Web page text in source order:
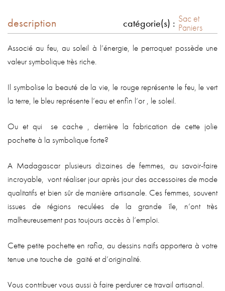
description catégorie(s) : Sac et
Paniers
Associé au feu, au soleil à l’énergie, le perroquet possède une
valeur symbolique très riche.
Il symbolise la beauté de la vie, le rouge représente le feu, le vert
la terre, le bleu représente l’eau et enfin l’or , le soleil.
Ou et qui se cache , derrière la fabrication de cette jolie
pochette à la symbolique forte?
A Madagascar plusieurs dizaines de femmes, au savoir-faire
incroyable, vont réaliser jour après jour des accessoires de mode
qualitatifs et bien sûr de manière artisanale. Ces femmes, souvent
issues de régions reculées de la grande île, n’ont très
malheureusement pas toujours accès à l’emploi.
Cette petite pochette en rafia, au dessins naïfs apportera à votre
tenue une touche de gaité et d’originalité.
Vous contribuer vous aussi à faire perdurer ce travail artisanal.